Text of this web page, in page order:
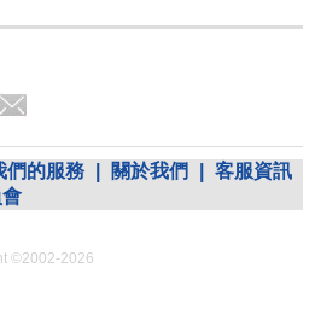
們的服務 關於我們
客服資訊
©2002-2026